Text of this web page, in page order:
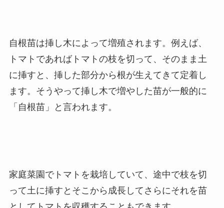
自根苗は挿し木によって増殖されます。例えば、
トマトであればトマトの枝を切って、そのまま土
に挿すと、挿した部分から根が生えてきて定着し
ます。そうやって挿し木で増やした苗が一般的に
「自根苗」と言われます。
家庭菜園でトマトを栽培していて、 途中で枝を切
って土に挿すとそこから成長してさらにそれを苗